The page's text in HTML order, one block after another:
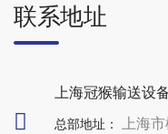
联系地址
上海冠猴输送设
总部地址： 上海